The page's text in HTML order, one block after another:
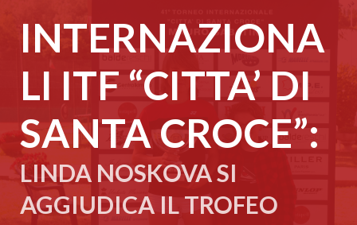
INTERNAZIONA
LI ITF “CITTA’ DI
SANTA CROCE”:
LINDA NOSKOVA SI
AGGIUDICA IL TROFEO